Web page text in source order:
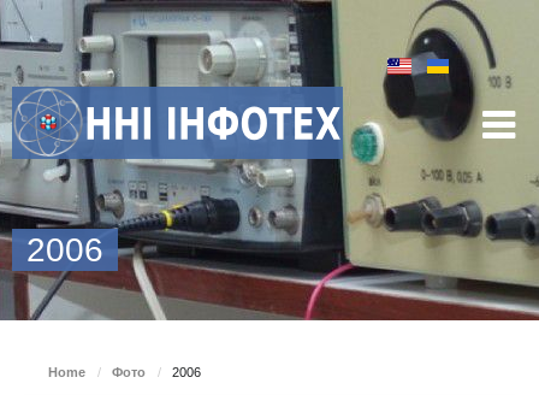
2006
Home / Фото / 2006